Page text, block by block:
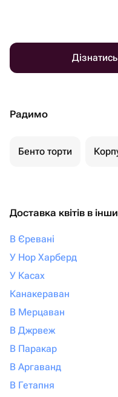
Радимо
Бенто торти
Доставка квітів в
В Єревані
У Нор Харберд
У Касах
Канакераван
В Мерцаван
В Джрвеж
В Паракар
В Аргаванд
В Гетапня